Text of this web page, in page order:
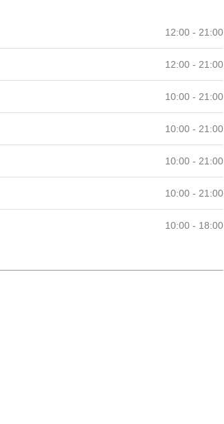
12:00 - 21:00
12:00 - 21:00
10:00 - 21:00
10:00 - 21:00
10:00 - 21:00
10:00 - 21:00
10:00 - 18:00